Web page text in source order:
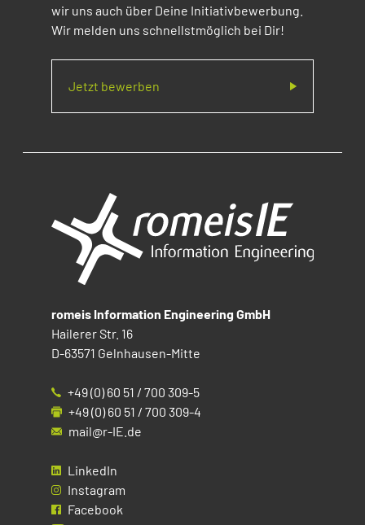
wir uns auch über Deine Initiativbewerbung.
Wir melden uns schnellstmöglich bei Dir!
Jetzt bewerben
romeis Information Engineering GmbH
Hailerer Str. 16
D-63571 Gelnhausen-Mitte
+49 (0) 60 51 / 700 309-5
+49 (0) 60 51 / 700 309-4
mail@r-IE.de
LinkedIn
Instagram
Facebook